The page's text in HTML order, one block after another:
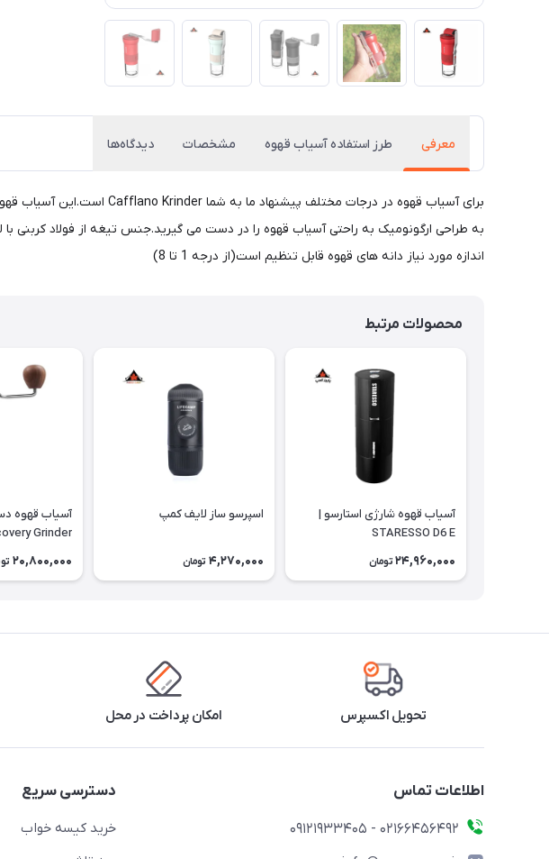
معرفی طرز استفاده آسیاب قهوه مشخصات دیدگاه‌ها
به طراحی ارگونومیک به راحتی آسیاب قهوه را در دست می گیرید.جنس تیغه از فولاد کربنی
اندازه مورد نیاز دانه های قهوه قابل تنظیم است(از درجه 1 تا 8)
محصولات مرتبط
آسیاب قهوه شارژی استارسو |
STARESSO D6 E
24,960,000 تومان
اسپرسو ساز لایف کمپ
4,270,000 تومان
آسیاب قهوه
Grinder
20,800,000
تحویل اکسپرس امکان پرداخت در محل
اطلاعات تماس
02166456492 - 09121933405
دسترسی سریع
خرید کیسه خواب